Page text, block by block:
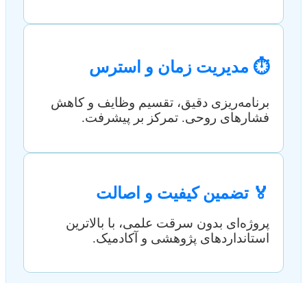
⏱️ مدیریت زمان و استرس
برنامه‌ریزی دقیق، تقسیم وظایف و کاهش
فشارهای روحی. تمرکز بر پیشرفت.
🏅 تضمین کیفیت و اصالت
پروژه‌ای بدون سرقت علمی، با بالاترین
استانداردهای پژوهشی و آکادمیک.